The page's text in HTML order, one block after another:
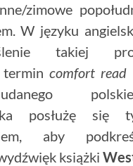
zimowe
W języku
takiej
termincomfort read
posłużę się
aby
książki